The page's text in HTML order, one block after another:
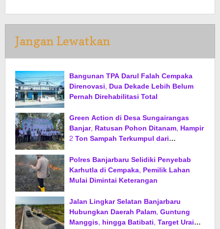
Jangan Lewatkan
Bangunan TPA Darul Falah Cempaka
Direnovasi, Dua Dekade Lebih Belum
Pernah Direhabilitasi Total
Green Action di Desa Sungairangas
Banjar, Ratusan Pohon Ditanam, Hampir
2 Ton Sampah Terkumpul dari
Polres Banjarbaru Selidiki Penyebab
Karhutla di Cempaka, Pemilik Lahan
Mulai Dimintai Keterangan
Jalan Lingkar Selatan Banjarbaru
Hubungkan Daerah Palam, Guntung
Manggis, hingga Batibati, Target Urai